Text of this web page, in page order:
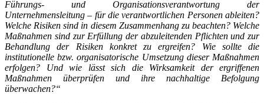
Führungs- und Organisationsverantwortung der
Unternehmensleitung – für die verantwortlichen Personen ableiten?
Welche Risiken sind in diesem Zusammenhang zu beachten? Welche
Maßnahmen sind zur Erfüllung der abzuleitenden Pflichten und zur
Behandlung der Risiken konkret zu ergreifen? Wie sollte die
institutionelle bzw. organisatorische Umsetzung dieser Maßnahmen
erfolgen? Und wie lässt sich die Wirksamkeit der ergriffenen
Maßnahmen überprüfen und ihre nachhaltige Befolgung
überwachen?“